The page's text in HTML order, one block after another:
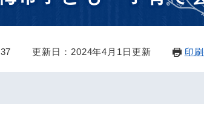
更新日：2024年4月1日更新 印